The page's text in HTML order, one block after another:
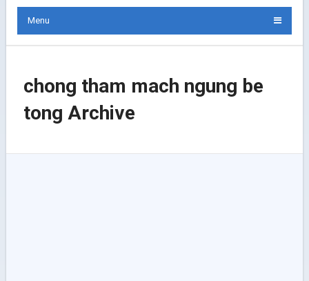
Menu
chong tham mach ngung be
tong Archive